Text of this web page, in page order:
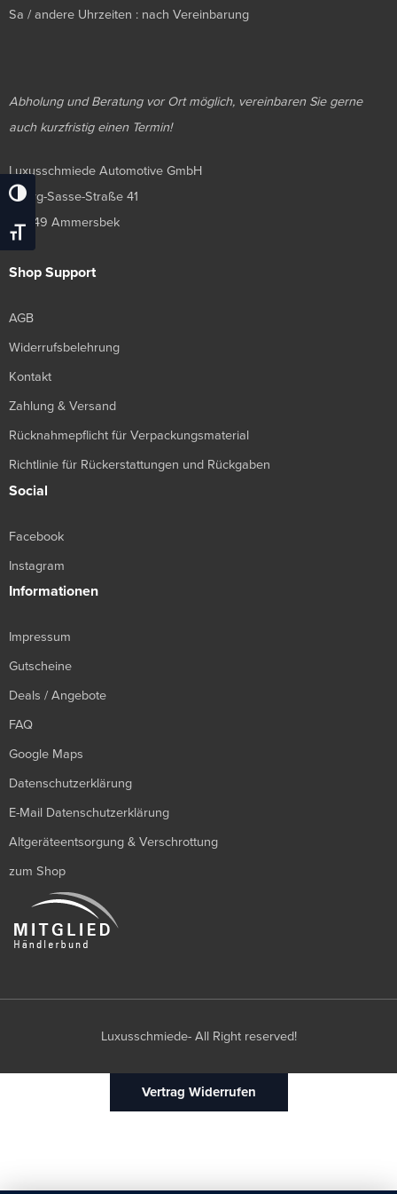
Umschalten Auf Hohe Kontraste
Schrift Vergrößern
Sa / andere Uhrzeiten : nach Vereinbarung
Abholung und Beratung vor Ort möglich, vereinbaren Sie gerne
auch kurzfristig einen Termin!
Luxusschmiede Automotive GmbH
Georg-Sasse-Straße 41
22949 Ammersbek
Shop Support
AGB
Widerrufsbelehrung
Kontakt
Zahlung & Versand
Rücknahmepflicht für Verpackungsmaterial
Richtlinie für Rückerstattungen und Rückgaben
Social
Facebook
Instagram
Informationen
Impressum
Gutscheine
Deals / Angebote
FAQ
Google Maps
Datenschutzerklärung
E-Mail Datenschutzerklärung
Altgeräteentsorgung & Verschrottung
zum Shop
Luxusschmiede- All Right reserved!
Vertrag Widerrufen